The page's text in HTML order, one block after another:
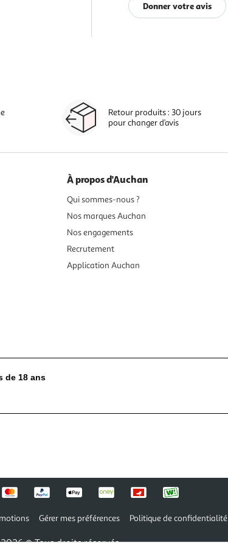
Donner votre avis
Retour produits : 30 jours
pour changer d’avis
À propos d'Auchan
Qui sommes-nous ?
Nos marques Auchan
Nos engagements
Recrutement
Application Auchan
de 18 ans
Gérer mes préférences Politique de confidentialité